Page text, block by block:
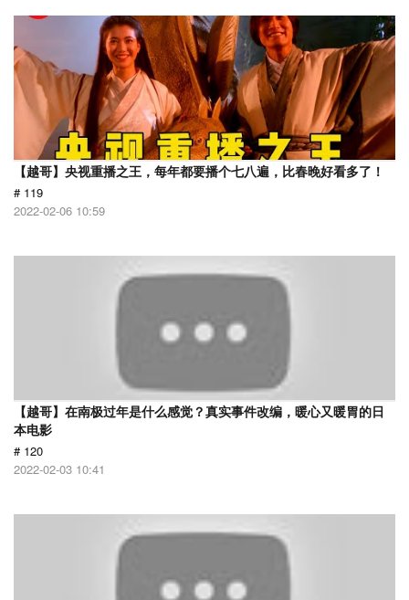
【越哥】央视重播之王，每年都要播个七八遍，比春晚好看多了！
# 119
2022-02-06 10:59
【越哥】在南极过年是什么感觉？真实事件改编，暖心又暖胃的日
本电影
# 120
2022-02-03 10:41